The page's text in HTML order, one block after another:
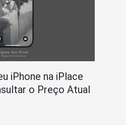
iPhone na iPlace
o Preço Atual